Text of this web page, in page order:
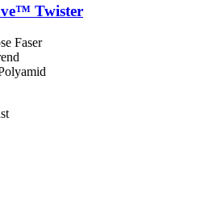
Twister
Faser